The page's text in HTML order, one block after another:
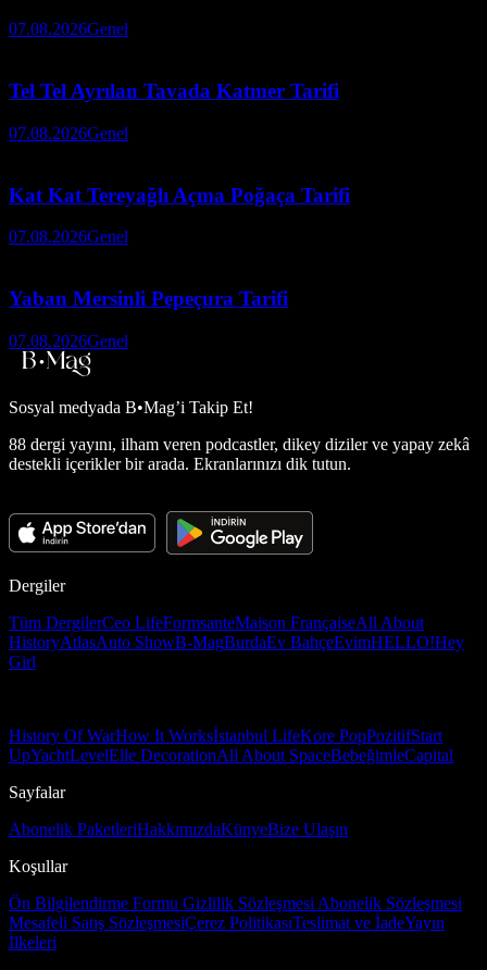
07.08.2026Genel
Tel Tel Ayrılan Tavada Katmer Tarifi
07.08.2026Genel
Kat Kat Tereyağlı Açma Poğaça Tarifi
07.08.2026Genel
Yaban Mersinli Pepeçura Tarifi
07.08.2026Genel
Sosyal medyada B•Mag’i Takip Et!
88 dergi yayını, ilham veren podcastler, dikey diziler ve yapay zekâ
destekli içerikler bir arada. Ekranlarınızı dik tutun.
Dergiler
Tüm DergilerCeo LifeFormsanteMaison FrançaiseAll About
HistoryAtlasAuto ShowB-MagBurdaEv BahçeEvimHELLO!Hey
Girl
History Of WarHow It Worksİstanbul LifeKore PopPozitifStart
UpYachtLevelElle DecorationAll About SpaceBebeğimleCapital
Sayfalar
Abonelik PaketleriHakkımızdaKünyeBize Ulaşın
Koşullar
Ön Bilgilendirme Formu Gizlilik Sözleşmesi Abonelik Sözleşmesi
Mesafeli Satış SözleşmesiÇerez PolitikasıTeslimat ve İadeYayın
İlkeleri